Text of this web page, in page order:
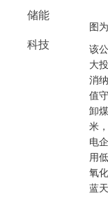
储能
科技
图
该
大
消
值
卸
米
电
用
氧
蓝天